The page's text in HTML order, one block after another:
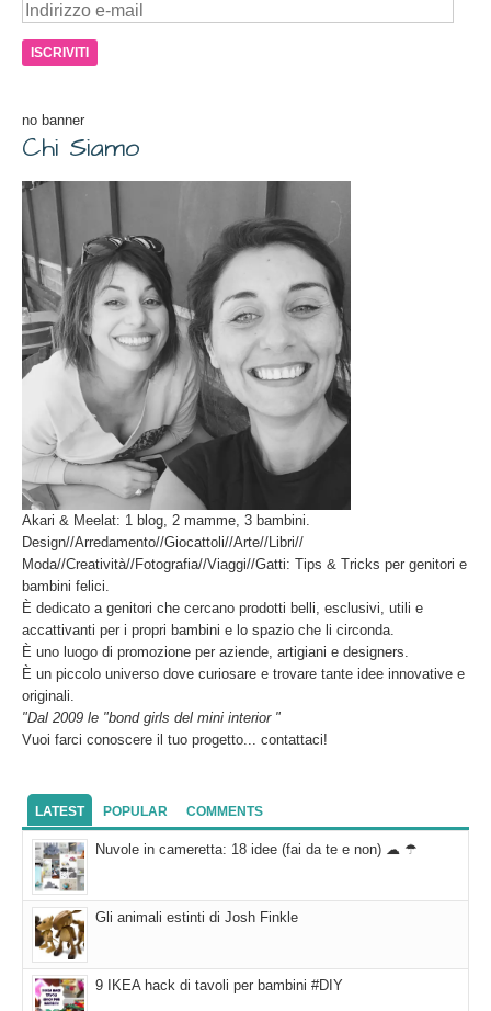
Indirizzo
mail
no banner
Chi Siamo
Akari & Meelat: 1 blog, 2 mamme, 3 bambini.
Design//Arredamento//Giocattoli//Arte//Libri//
Moda//Creatività//Fotografia//Viaggi//Gatti: Tips & Tricks per genitori e
bambini felici.
È dedicato a genitori che cercano prodotti belli, esclusivi, utili e
accattivanti per i propri bambini e lo spazio che li circonda.
È uno luogo di promozione per aziende, artigiani e designers.
È un piccolo universo dove curiosare e trovare tante idee innovative e
originali.
"Dal 2009 le "bond girls del mini interior "
Vuoi farci conoscere il tuo progetto... contattaci!
LATEST POPULAR COMMENTS
Nuvole in cameretta: 18 idee (fai da te e non) ☁ ☂
Gli animali estinti di Josh Finkle
9 IKEA hack di tavoli per bambini #DIY